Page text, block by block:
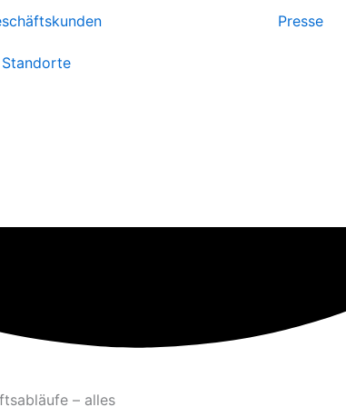
Presse
Standorte
– alles